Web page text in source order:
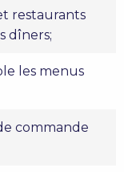
restaurants
dîners;
les menus
commande